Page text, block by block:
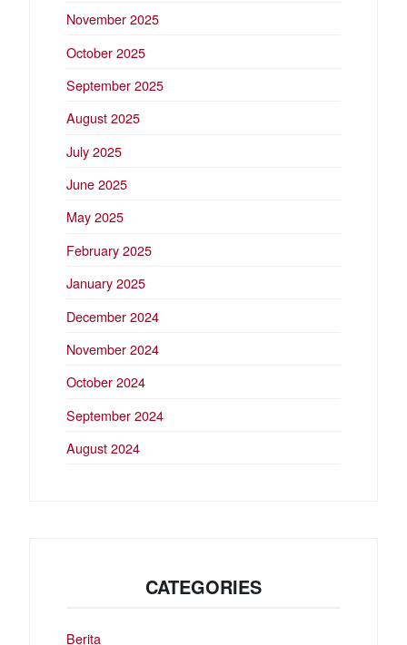
November 2025
October 2025
September 2025
August 2025
July 2025
June 2025
May 2025
February 2025
January 2025
December 2024
November 2024
October 2024
September 2024
August 2024
CATEGORIES
Berita